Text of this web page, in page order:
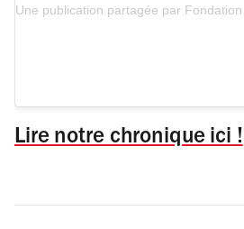
Lire notre chronique ici !